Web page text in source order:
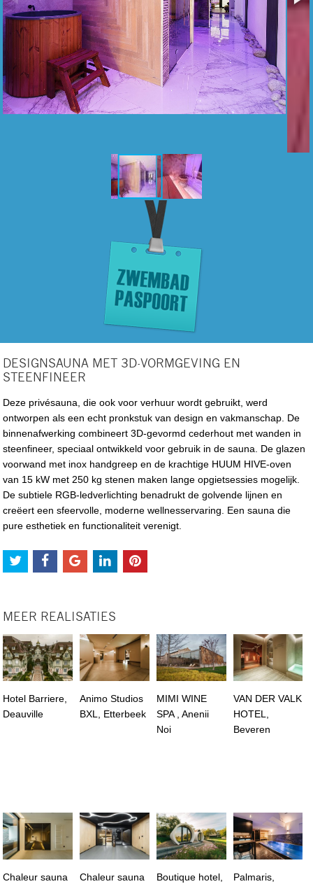
DESIGNSAUNA MET 3D-VORMGEVING EN
STEENFINEER
Deze privésauna, die ook voor verhuur wordt gebruikt, werd
ontworpen als een echt pronkstuk van design en vakmanschap. De
binnenafwerking combineert 3D-gevormd cederhout met wanden in
steenfineer, speciaal ontwikkeld voor gebruik in de sauna. De glazen
voorwand met inox handgreep en de krachtige HUUM HIVE-oven
van 15 kW met 250 kg stenen maken lange opgietsessies mogelijk.
De subtiele RGB-ledverlichting benadrukt de golvende lijnen en
creëert een sfeervolle, moderne wellnesservaring. Een sauna die
pure esthetiek en functionaliteit verenigt.
MEER REALISATIES
Hotel Barriere,
Deauville
Animo Studios
BXL, Etterbeek
MIMI WINE
SPA , Anenii
Noi
VAN DER VALK
HOTEL,
Beveren
Chaleur sauna
Chaleur sauna
Boutique hotel,
Palmaris,